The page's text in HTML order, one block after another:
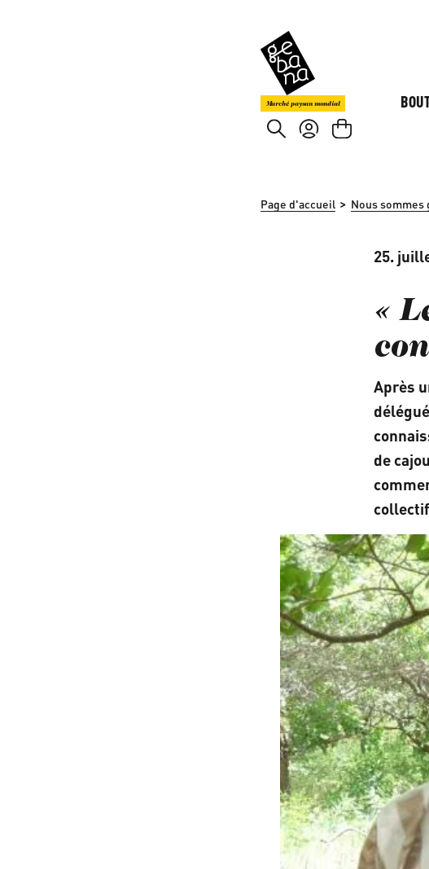
Marché paysan mondial
Page d'accueil > Nous sommes
25.
«
Après
de